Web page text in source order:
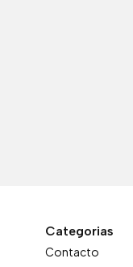
Categorias
Contacto